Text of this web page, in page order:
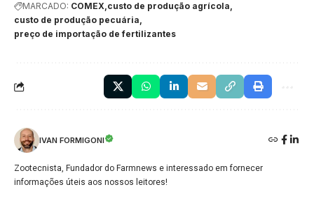
MARCADO: COMEX custo de produção agrícola
custo de produção pecuária
preço de importação de fertilizantes
IVAN FORMIGONI
Zootecnista, Fundador do Farmnews e interessado em fornecer
informações úteis aos nossos leitores!